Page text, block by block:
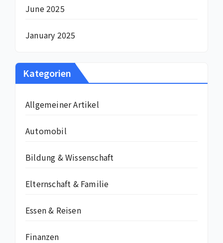
June 2025
January 2025
Kategorien
Allgemeiner Artikel
Automobil
Bildung & Wissenschaft
Elternschaft & Familie
Essen & Reisen
Finanzen